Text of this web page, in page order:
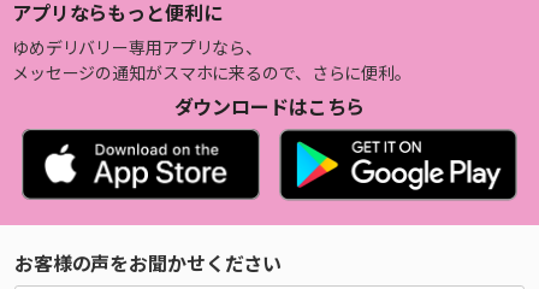
アプリならもっと便利に
ゆめデリバリー専用アプリなら、
メッセージの通知がスマホに来るので、さらに便利。
ダウンロードはこちら
お客様の声をお聞かせください